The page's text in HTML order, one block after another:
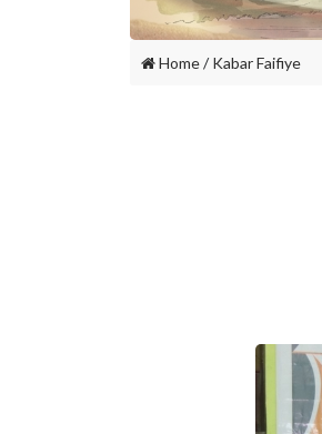
Home/Kabar Faifiye